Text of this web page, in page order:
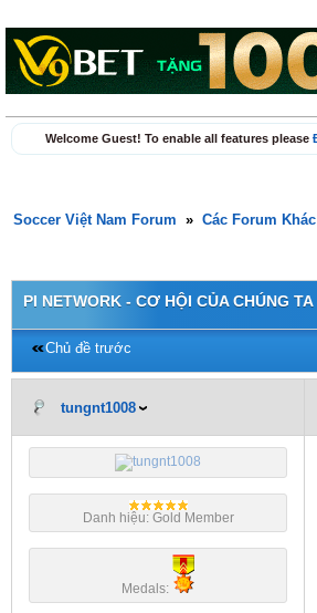
Welcome Guest! To enable all features please
Soccer Việt Nam Forum » Các Forum Khác
PI NETWORK - CƠ HỘI CỦA CHÚNG TA
Chủ đề trước
tungnt1008
Danh hiệu: Gold Member
Medals: